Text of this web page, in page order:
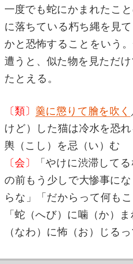
一度でも蛇にかまれたこ
に落ちている朽ち縄を見
かと恐怖することをいう
遭うと、似た物を見ただ
たとえる。
〔類〕 羹に懲りて膾を吹く
けど）した猫は冷水を恐
輿（こし）を忌（い）む
〔会〕
「やけに渋滞して
の前もう少しで大惨事に
らな」「だからって何も
「蛇（へび）に噛（か）
（なわ）に怖（お）じるっ